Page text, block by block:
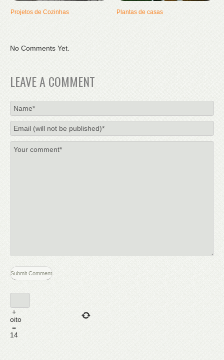
Projetos de Cozinhas Plantas de casas
No Comments Yet.
LEAVE A COMMENT
+
oito
=
14